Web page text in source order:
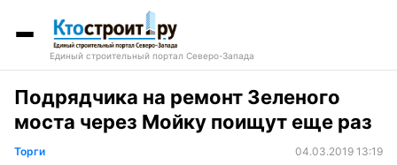
Единый строительный портал Северо-Запада
Подрядчика на ремонт Зеленого
моста через Мойку поищут еще раз
Торги 04.03.2019 13:19